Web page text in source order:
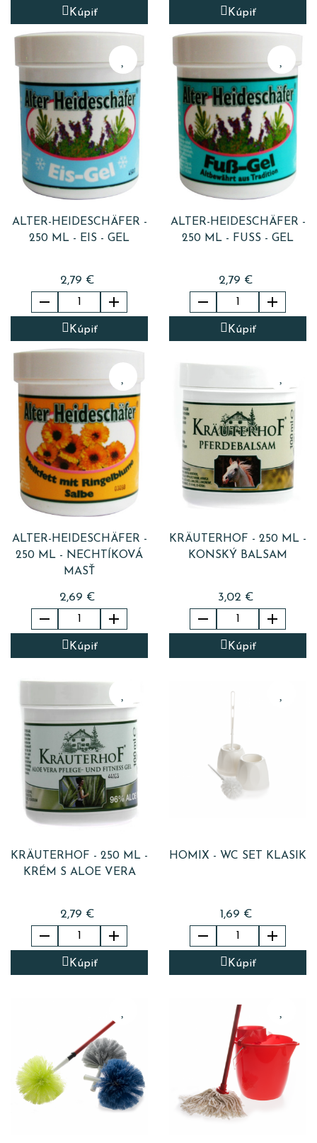
Kúpiť Kúpiť
ALTER-HEIDESCHÄFER -
250 ML - EIS - GEL
2,79 €
 
Kúpiť
ALTER-HEIDESCHÄFER -
250 ML - FUSS - GEL
2,79 €
 
Kúpiť
ALTER-HEIDESCHÄFER -
250 ML - NECHTÍKOVÁ
MASŤ
2,69 €
 
Kúpiť
KRÄUTERHOF - 250 ML -
KONSKÝ BALSAM
3,02 €
 
Kúpiť
KRÄUTERHOF - 250 ML -
KRÉM S ALOE VERA
2,79 €
 
Kúpiť
HOMIX - WC SET KLASIK
1,69 €
 
Kúpiť